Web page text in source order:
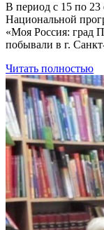
В период с 15 по
Национальной
«Моя Россия: град
побывали в г.
Читать полностью